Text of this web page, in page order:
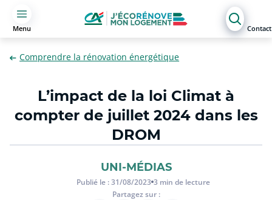
Menu Contact
Comprendre la rénovation énergétique
L’impact de la loi Climat à
compter de juillet 2024 dans les
DROM
UNI-MÉDIAS
Publié le :31/08/2023 3 min de lecture
Partagez sur :